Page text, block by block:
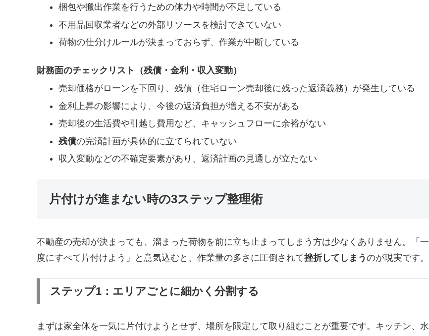
梱包や搬出作業を行うための体力や時間が不足している
不用品回収業者などの外部リソースを検討できていない
荷物の仕分けルールが決まっておらず、作業が中断している
財務面のチェックリスト（残債・金利・収入変動）
売却価格がローンを下回り、残債（住宅ローン売却後に残った返済義務）が発生している
金利上昇の影響により、今後の返済負担が増える不安がある
売却後の生活費や引越し費用など、キャッシュフローに余裕がない
残債の完済計画が具体的に立てられていない
収入変動などの不確定要素があり、返済計画の見通しが立たない
片付けが進まない時の3ステップ整理術
不動産の売却が決まっても、溜まった荷物を前に立ち止まってしまう方は少なくありません。「一
度にすべて片付けよう」と意気込むと、作業量の多さに圧倒されて挫折してしまう のが現実です。
ステップ1：エリアごとに細かく分割する
まずは家全体を一気に片付けようとせず、場所を限定して取り組むことが重要です。キッチン、水